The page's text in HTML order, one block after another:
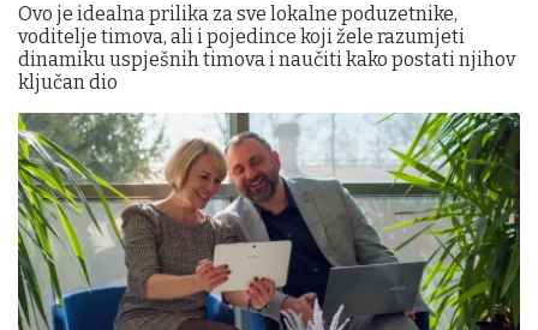
Ovo je idealna prilika za sve lokalne poduzetnike,
voditelje timova, ali i pojedince koji žele razumjeti
dinamiku uspješnih timova i naučiti kako postati njihov
ključan dio